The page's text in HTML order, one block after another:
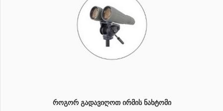
ᲠᲝᲒᲝᲠ ᲒᲐᲓᲐᲕᲘᲦᲝᲗ ᲘᲠᲛᲘᲡ ᲜᲐᲮᲢᲝᲛᲘ